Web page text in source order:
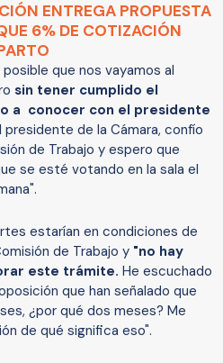
ENTREGA PROPUESTA
6% DE COTIZACIÓN
que nos vayamos al
sin tener cumplido el
a conocer con el presidente
presidente de la Cámara, confío
de Trabajo y espero que
se esté votando en la sala el
estarían en condiciones de
de Trabajo y "no hay
este trámite. He escuchado
que han señalado que
¿por qué dos meses? Me
de qué significa eso".